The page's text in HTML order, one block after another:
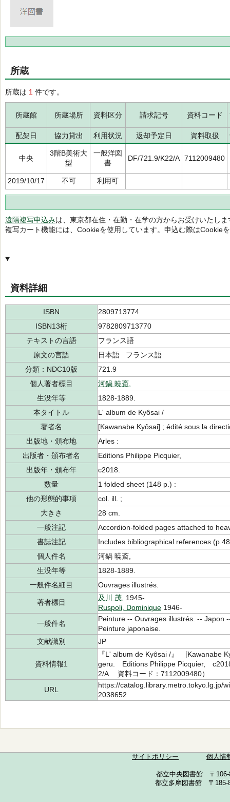
所蔵
所蔵は 1 件です。
所蔵館 所蔵場所 資料区分 請求記号 資料コード
配架日 協力貸出 利用状況 返却予定日 資料取扱
中央
3階B美術大
型
一般洋図
書
DF/721.9/K22/A 7112009480
2019/10/17 不可 利用可
遠隔複写申込みは、東京都在住・在勤・在学の方からお受けいたしま
複写カート機能には、Cookieを使用しています。申込む際はCookie
資料詳細
ISBN
2809713774
ISBN13桁
9782809713770
テキストの言語
フランス語
原文の言語
日本語 フランス語
分類：NDC10版
721.9
個人著者標目
河鍋 暁斎,
生没年等
1828-1889.
本タイトル
L' album de Kyôsai /
著者名
[Kawanabe Kyôsai] ; édité sous la
出版地・頒布地
Arles :
出版者・頒布者名
Editions Philippe Picquier,
出版年・頒布年
c2018.
数量
1 folded sheet (148 p.) :
他の形態的事項
col. ill. ;
大きさ
28 cm.
一般注記
Accordion-folded pages attached to
書誌注記
Includes bibliographical references
個人件名
河鍋 暁斎,
生没年等
1828-1889.
一般件名細目
Ouvrages illustrés.
著者標目
及川 茂, 1945-
Ruspoli, Dominique 1946-
一般件名
Peinture -- Ouvrages illustrés. -- Japon
Peinture japonaise.
文献識別
JP
資料情報1
『L' album de Kyôsai /』 [Kawanabe
geru. Editions Philippe Picquier,
2/A 資料コード：7112009480）
URL
https://catalog.library.metro.tokyo.lg.jp/
2038652
サイトポリシー 個人情
都立中央図書館 〒
都立多摩図書館 〒185-